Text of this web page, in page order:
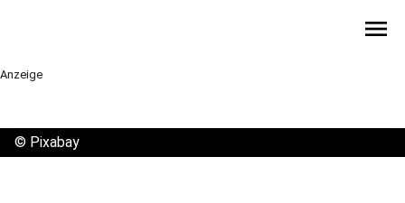
menu
Anzeige
© Pixabay